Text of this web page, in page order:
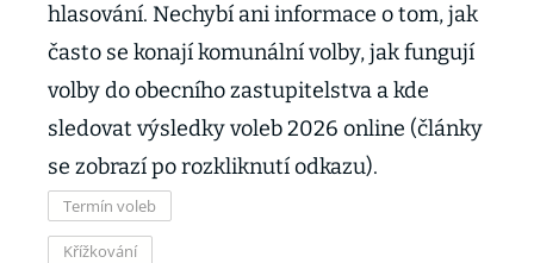
hlasování. Nechybí ani informace o tom, jak
často se konají komunální volby, jak fungují
volby do obecního zastupitelstva a kde
sledovat výsledky voleb 2026 online (články
se zobrazí po rozkliknutí odkazu).
Termín voleb
Křížkování